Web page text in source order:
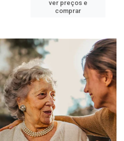
ver preços e
comprar